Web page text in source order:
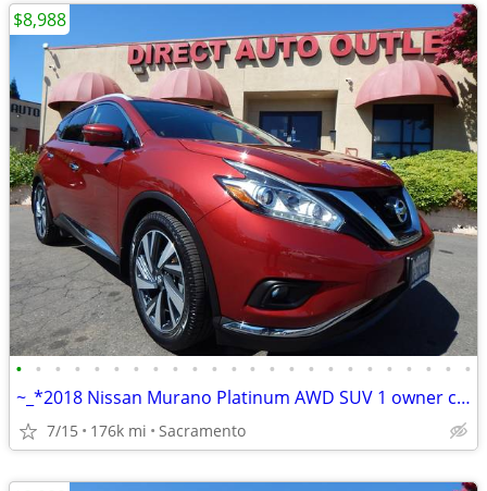
• • • • • • • • • • • • • • • • • • • • • • • •
~_*2018 Nissan Murano Platinum AWD SUV 1 owner clean title LIKE NEW~_*
7/15 176k mi Sacramento
$8,988